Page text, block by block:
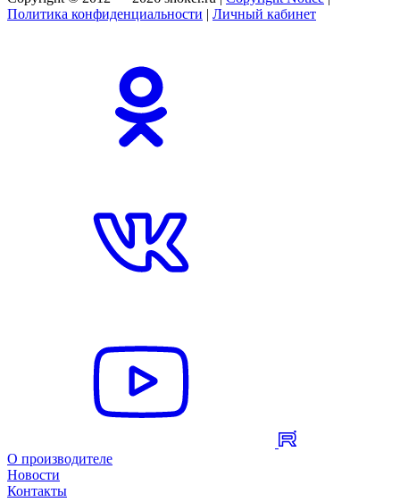
Политика конфиденциальности | Личный кабинет
О производителе
Новости
Контакты